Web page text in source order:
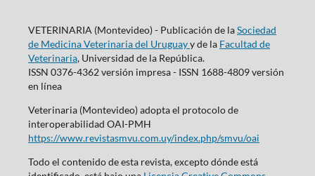
VETERINARIA (Montevideo) - Publicación de laSociedad
de Medicina Veterinaria del Uruguayy de la Facultad de
Veterinaria, Universidad de la República.
ISSN 0376-4362 versión impresa - ISSN 1688-4809 versión
en línea
Veterinaria (Montevideo) adopta el protocolo de
interoperabilidad OAI-PMH
https://www.revistasmvu.com.uy/index.php/smvu/oai
Todo el contenido de esta revista, excepto dónde está